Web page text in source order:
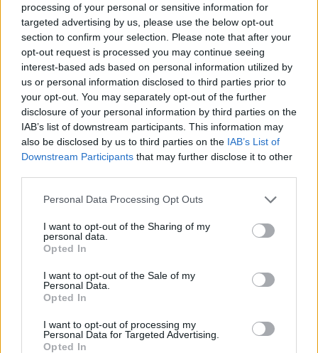
processing of your personal or sensitive information for
targeted advertising by us, please use the below opt-out
section to confirm your selection. Please note that after your
opt-out request is processed you may continue seeing
interest-based ads based on personal information utilized by
us or personal information disclosed to third parties prior to
your opt-out. You may separately opt-out of the further
disclosure of your personal information by third parties on the
IAB’s list of downstream participants. This information may
also be disclosed by us to third parties on the IAB’s List of
Downstream Participants that may further disclose it to other
Personal Data Processing Opt Outs
I want to opt-out of the Sharing of my
personal data.
Opted In
I want to opt-out of the Sale of my
Personal Data.
Opted In
I want to opt-out of processing my
Personal Data for Targeted Advertising.
Opted In
Πυρκαγιά Φενεού/ Καστανιάς: Η συζήτηση
στο πλαίσιο του Περιφερειακού Συμβουλίου
της Πελοποννήσου
Αίτημα του Ποδηλατικού Ομίλου Τρίπολης στο
Περιφερειακό Συμβούλιο Πελοποννήσου
Με λαμπρότητα τα εγκαίνια του
περιφερειακού γραφείου της ΔΕΠ στην
Τρίπολη
Υπογραφή νέων προγραμματικών για τις
ανασκαφές σε Τενέα και Λουτράκι
Εδώ το Αδύνατο είναι μόνο η Αρχή: Δείτε το
βίντεο της εκδήλωσης παρουσίασης της νέας
ταυτότητας τόπου
Οριστικοποιήθηκε ο ανάδοχος για το έργο στη
θέση "Πλάτσα" στην Τρίπολη
"Θέματα περιβαλλοντικής διαχείρισης είναι η
πρώτη μας προτεραιότητα"